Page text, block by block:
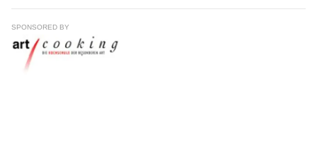
SPONSORED BY